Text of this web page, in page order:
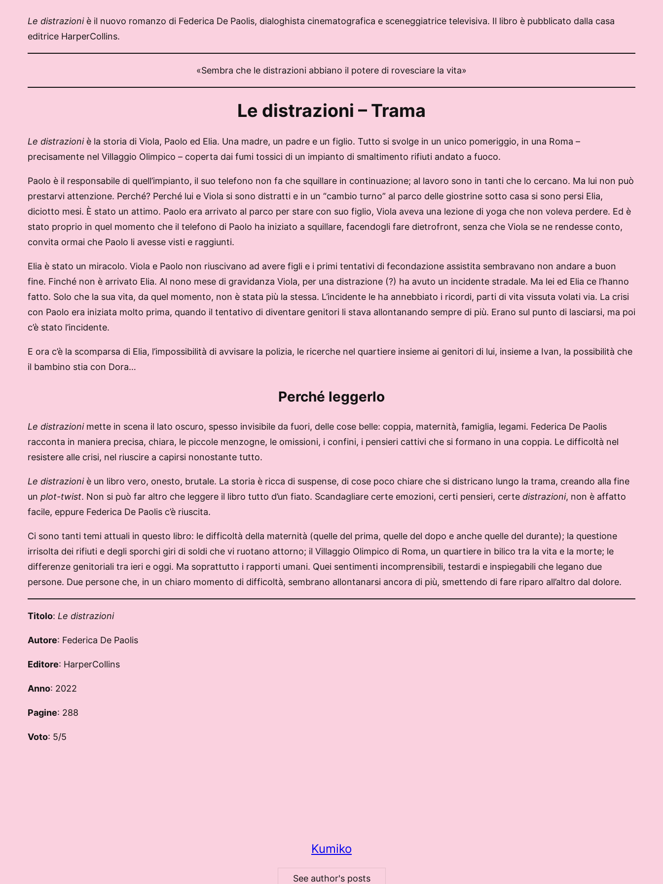
Le distrazioniè il nuovo romanzo di Federica De Paolis, dialoghista cinematografica e sceneggiatrice televisiva. Il libro è pubblicato dalla casa
editrice HarperCollins.
«Sembra che le distrazioni abbiano il potere di rovesciare la vita»
Le distrazioni – Trama
Le distrazioni è la storia di Viola, Paolo ed Elia. Una madre, un padre e un figlio. Tutto si svolge in un unico pomeriggio, in una Roma –
precisamente nel Villaggio Olimpico – coperta dai fumi tossici di un impianto di smaltimento rifiuti andato a fuoco.
Paolo è il responsabile di quell’impianto, il suo telefono non fa che squillare in continuazione; al lavoro sono in tanti che lo cercano. Ma lui non può
prestarvi attenzione. Perché? Perché lui e Viola si sono distratti e in un “cambio turno” al parco delle giostrine sotto casa si sono persi Elia,
diciotto mesi. È stato un attimo. Paolo era arrivato al parco per stare con suo figlio, Viola aveva una lezione di yoga che non voleva perdere. Ed è
stato proprio in quel momento che il telefono di Paolo ha iniziato a squillare, facendogli fare dietrofront, senza che Viola se ne rendesse conto,
convita ormai che Paolo li avesse visti e raggiunti.
Elia è stato un miracolo. Viola e Paolo non riuscivano ad avere figli e i primi tentativi di fecondazione assistita sembravano non andare a buon
fine. Finché non è arrivato Elia. Al nono mese di gravidanza Viola, per una distrazione (?) ha avuto un incidente stradale. Ma lei ed Elia ce l’hanno
fatto. Solo che la sua vita, da quel momento, non è stata più la stessa. L’incidente le ha annebbiato i ricordi, parti di vita vissuta volati via. La crisi
con Paolo era iniziata molto prima, quando il tentativo di diventare genitori li stava allontanando sempre di più. Erano sul punto di lasciarsi, ma poi
c’è stato l’incidente.
E ora c’è la scomparsa di Elia, l’impossibilità di avvisare la polizia, le ricerche nel quartiere insieme ai genitori di lui, insieme a Ivan, la possibilità che
il bambino stia con Dora…
Perché leggerlo
Le distrazioni mette in scena il lato oscuro, spesso invisibile da fuori, delle cose belle: coppia, maternità, famiglia, legami. Federica De Paolis
racconta in maniera precisa, chiara, le piccole menzogne, le omissioni, i confini, i pensieri cattivi che si formano in una coppia. Le difficoltà nel
resistere alle crisi, nel riuscire a capirsi nonostante tutto.
Le distrazioni è un libro vero, onesto, brutale. La storia è ricca di suspense, di cose poco chiare che si districano lungo la trama, creando alla fine
un plot-twist. Non si può far altro che leggere il libro tutto d’un fiato. Scandagliare certe emozioni, certi pensieri, certe distrazioni, non è affatto
facile, eppure Federica De Paolis c’è riuscita.
Ci sono tanti temi attuali in questo libro: le difficoltà della maternità (quelle del prima, quelle del dopo e anche quelle del durante); la questione
irrisolta dei rifiuti e degli sporchi giri di soldi che vi ruotano attorno; il Villaggio Olimpico di Roma, un quartiere in bilico tra la vita e la morte; le
differenze genitoriali tra ieri e oggi. Ma soprattutto i rapporti umani. Quei sentimenti incomprensibili, testardi e inspiegabili che legano due
persone. Due persone che, in un chiaro momento di difficoltà, sembrano allontanarsi ancora di più, smettendo di fare riparo all’altro dal dolore.
Titolo: Le distrazioni
Autore: Federica De Paolis
Editore: HarperCollins
Anno: 2022
Pagine: 288
Voto: 5/5
Kumiko
See author's posts